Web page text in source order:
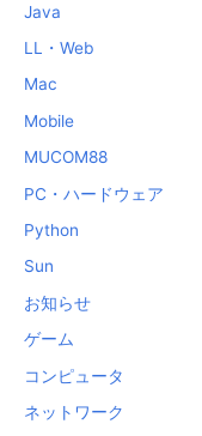
Java
LL・Web
Mac
Mobile
MUCOM88
PC・ハードウェア
Python
Sun
お知らせ
ゲーム
コンピュータ
ネットワーク